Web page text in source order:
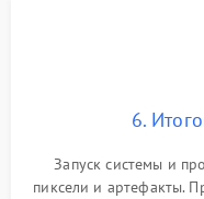
6.
Запуск системы и
пиксели и артефакты.